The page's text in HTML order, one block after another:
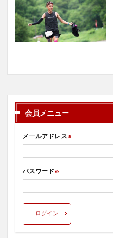
会員メニュー
メールアドレス※
パスワード※
ログイン